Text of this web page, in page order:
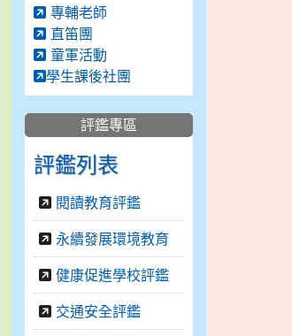
專輔老師
直笛團
童軍活動
學生課後社團
評鑑專區
評鑑列表
閱讀教育評鑑
永續發展環境教育
健康促進學校評鑑
交通安全評鑑